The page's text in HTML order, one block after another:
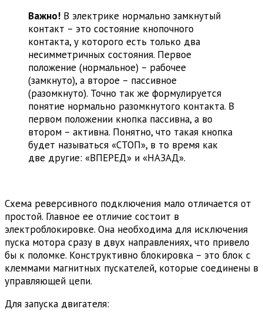
Важно! В электрике нормально замкнутый
контакт – это состояние кнопочного
контакта, у которого есть только два
несимметричных состояния. Первое
положение (нормальное) – рабочее
(замкнуто), а второе – пассивное
(разомкнуто). Точно так же формулируется
понятие нормально разомкнутого контакта. В
первом положении кнопка пассивна, а во
втором – активна. Понятно, что такая кнопка
будет называться «СТОП», в то время как
две другие: «ВПЕРЕД» и «НАЗАД».
Схема реверсивного подключения мало отличается от
простой. Главное ее отличие состоит в
электроблокировке. Она необходима для исключения
пуска мотора сразу в двух направлениях, что привело
бы к поломке. Конструктивно блокировка – это блок с
клеммами магнитных пускателей, которые соединены в
управляющей цепи.
Для запуска двигателя: